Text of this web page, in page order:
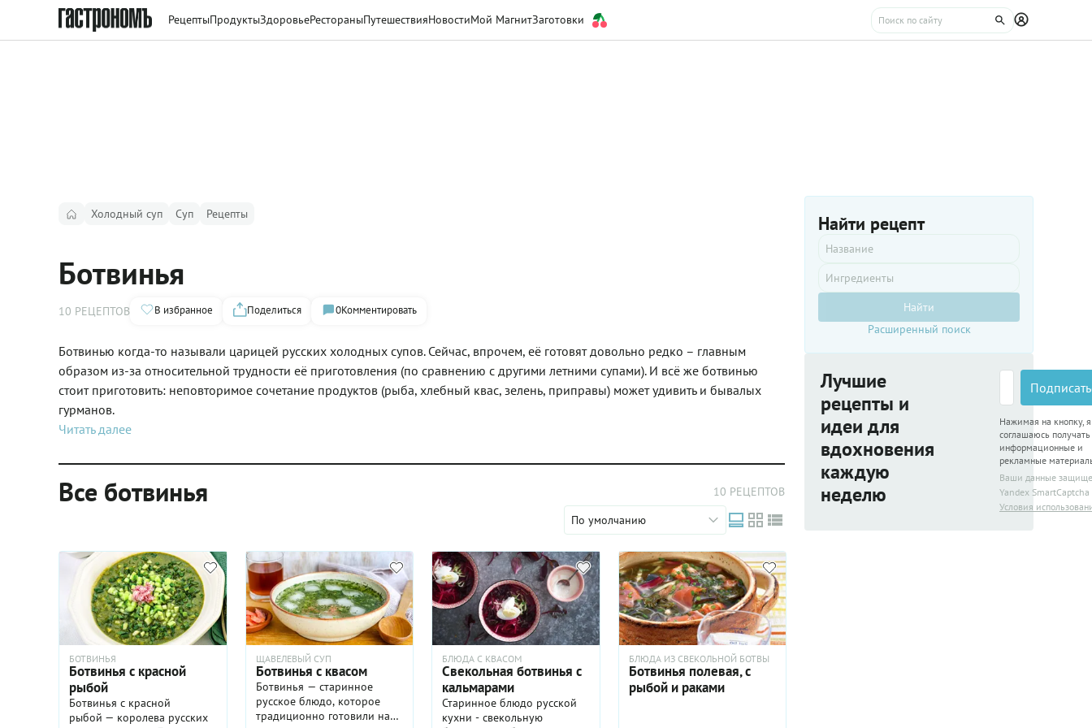
РецептыПродуктыЗдоровьеРестораныПутешествияНовостиМой МагнитЗаготовки
Холодный суп Суп Рецепты
Ботвинья
10 РЕЦЕПТОВ В избранное Поделиться 0Комментировать
Ботвинью когда-то называли царицей русских холодных супов. Сейчас, впрочем, её готовят довольно редко – главным
образом из-за относительной трудности её приготовления (по сравнению с другими летними супами). И всё же ботвинью
стоит приготовить: неповторимое сочетание продуктов (рыба, хлебный квас, зелень, приправы) может удивить и бывалых
гурманов.
Читать далее
Все ботвинья
10 РЕЦЕПТОВ
По умолчанию
БОТВИНЬЯ
Ботвинья с красной
рыбой
Ботвинья с красной
рыбой — королева русских
ЩАВЕЛЕВЫЙ СУП
Ботвинья с квасом
Ботвинья — старинное
русское блюдо, которое
традиционно готовили на
БЛЮДА С КВАСОМ
Свекольная ботвинья с
кальмарами
Старинное блюдо русской
кухни - свекольную
БЛЮДА ИЗ СВЕКОЛЬНОЙ БОТВЫ
Ботвинья полевая, с
рыбой и раками
Найти рецепт
Найти
Расширенный поиск
Лучшие
рецепты и
идеи для
вдохновения
каждую
неделю
Нажимая на кнопку, я
соглашаюсь получать
информационные и
рекламные
Ваши данные
Yandex SmartCaptcha
Условия